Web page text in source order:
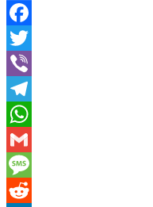
Facebook
Twitter
Viber
Telegram
WhatsApp
Gmail
Message